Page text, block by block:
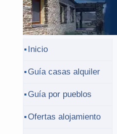
Inicio
Guía casas alquiler
Guía por pueblos
Ofertas alojamiento